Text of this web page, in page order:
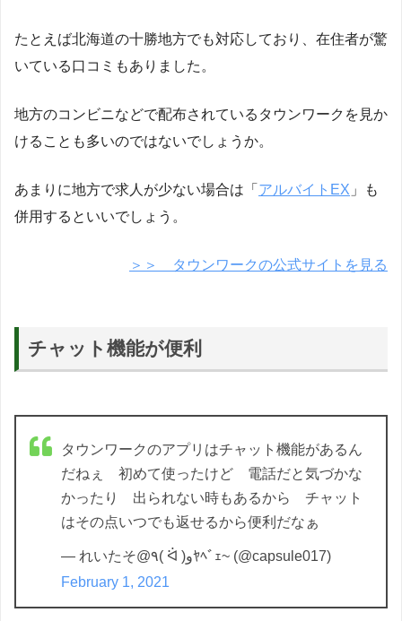
たとえば北海道の十勝地方でも対応しており、在住者が驚
いている口コミもありました。
地方のコンビニなどで配布されているタウンワークを見か
けることも多いのではないでしょうか。
あまりに地方で求人が少ない場合は「 アルバイトEX 」も
併用するといいでしょう。
＞＞ タウンワークの公式サイトを見る
チャット機能が便利
タウンワークのアプリはチャット機能があるん
だねぇ 初めて使ったけど 電話だと気づかな
かったり 出られない時もあるから チャット
はその点いつでも返せるから便利だなぁ
— れいたそ@٩( ᐛ )وﾔﾍﾞｪ~ (@capsule017)
February 1, 2021